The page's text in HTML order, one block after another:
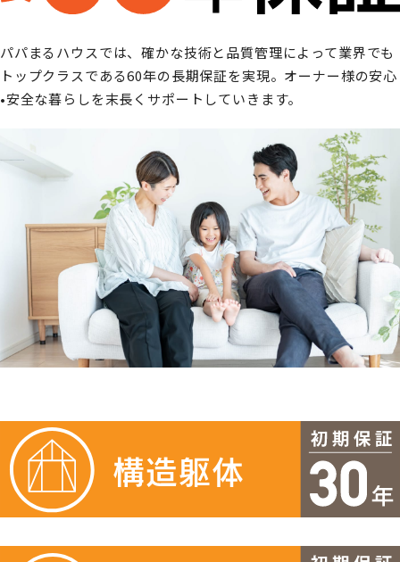
パパまるハウスでは、確かな技術と品質管理によって業界でも
トップクラスである60年の長期保証を実現。 オーナー様の安心
•安全な暮らしを末長くサポートしていきます。